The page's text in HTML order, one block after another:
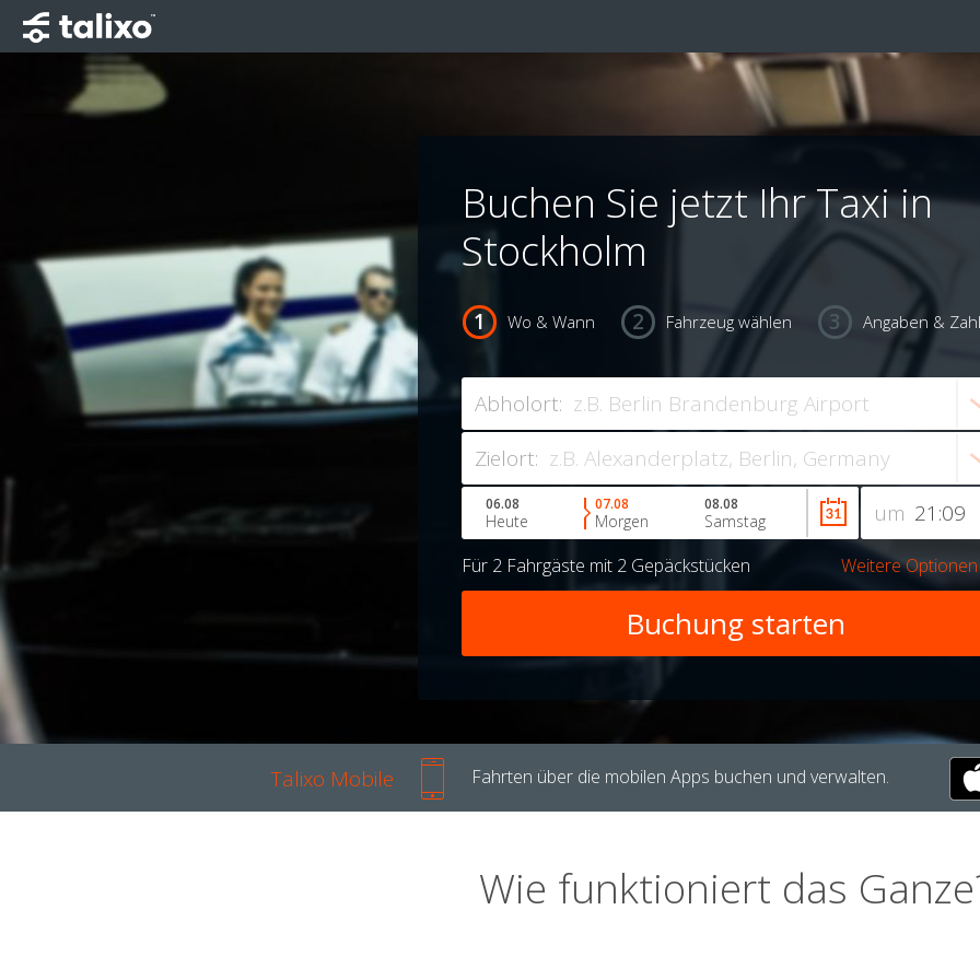
Buchen Sie jetzt Ihr Taxi in
Stockholm
Wo & Wann Fahrzeug wählen Angaben &
Abholort:
Zielort:
um
06.08
Heute
07.08
Morgen
08.08
Samstag
Für 2 Fahrgäste mit 2 Gepäckstücken Weitere Optionen
Talixo Mobile Fahrten über die mobilen Apps buchen und verwalten.
Wie funktioniert das